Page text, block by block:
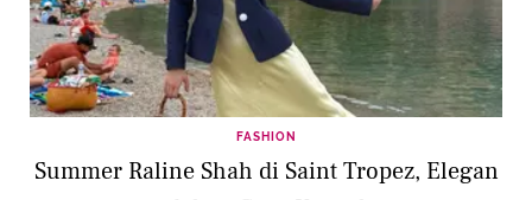
FASHION
Summer Raline Shah di Saint Tropez, Elegan